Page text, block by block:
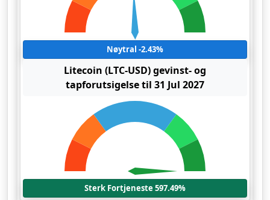
Nøytral -2.43%
Litecoin (LTC-USD) gevinst- og
tapforutsigelse til 31 Jul 2027
Sterk Fortjeneste 597.49%